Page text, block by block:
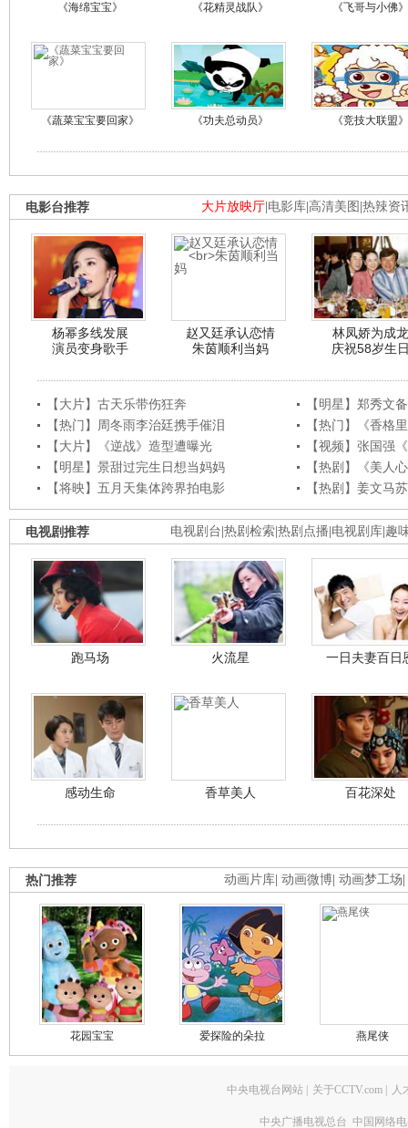
《海绵宝宝》 《花精灵战队》 《飞哥与小佛》
《蔬菜宝宝要回家》 《功夫总动员》 《竞技大联盟》
大片放映厅 电影库 高清美图 热辣资
电影台推荐
杨幂多线发展
演员变身歌手
赵又廷承认恋情
朱茵顺利当妈
林凤娇为成龙
庆祝58岁生
【大片】古天乐带伤狂奔
【明星】郑秀文
【热门】周冬雨李治廷携手催泪
【热门】《香格
【大片】《逆战》造型遭曝光
【视频】张国强
【明星】景甜过完生日想当妈妈
【热剧】《美人
【将映】五月天集体跨界拍电影
【热剧】姜文马
电视剧台 热剧检索 热剧点播 电视剧库 趣
电视剧推荐
跑马场 火流星 一日夫妻百日
感动生命 香草美人 百花深处
动画片库 动画微博 动画梦工场
热门推荐
花园宝宝 爱探险的朵拉 燕尾侠
中央电视台网站 关于CCTV.com 人
中央广播电视总台 中国网络